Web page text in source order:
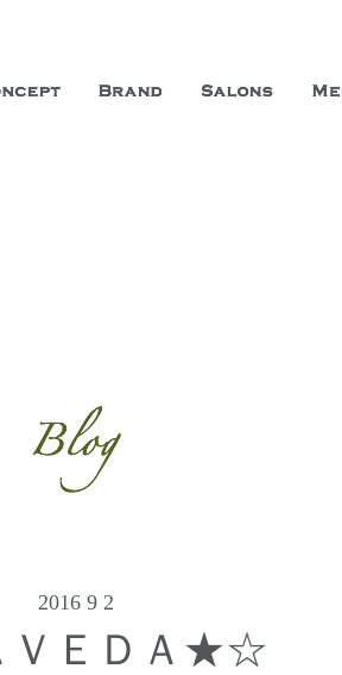
2016 9 2
ＥＤＡ★☆